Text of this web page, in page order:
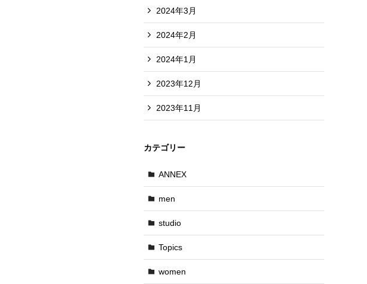
2024年3月
2024年2月
2024年1月
2023年12月
2023年11月
カテゴリー
ANNEX
men
studio
Topics
women